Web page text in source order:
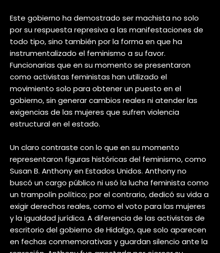
Este gobierno ha demostrado ser machista no solo
por su respuesta represiva a las manifestaciones de
todo tipo, sino también por la forma en que ha
instrumentalizado el feminismo a su favor.
Funcionarias que en su momento se presentaron
como activistas feministas han utilizado el
movimiento solo para obtener un puesto en el
gobierno, sin generar cambios reales ni atender las
exigencias de las mujeres que sufren violencia
estructural en el estado.
Un claro contraste con lo que en su momento
representaron figuras históricas del feminismo, como
Susan B. Anthony en Estados Unidos. Anthony no
buscó un cargo público ni usó la lucha feminista como
un trampolín político; por el contrario, dedicó su vida a
exigir derechos reales, como el voto para las mujeres
y la igualdad jurídica. A diferencia de las activistas de
escritorio del gobierno de Hidalgo, que solo aparecen
en fechas conmemorativas y guardan silencio ante la